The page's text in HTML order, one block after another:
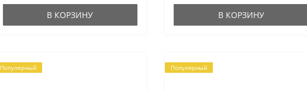
электрических цепях различного
В КОРЗИНУ
коррозии. Благодаря своему с..
В КОРЗИНУ
Популярный Популярный